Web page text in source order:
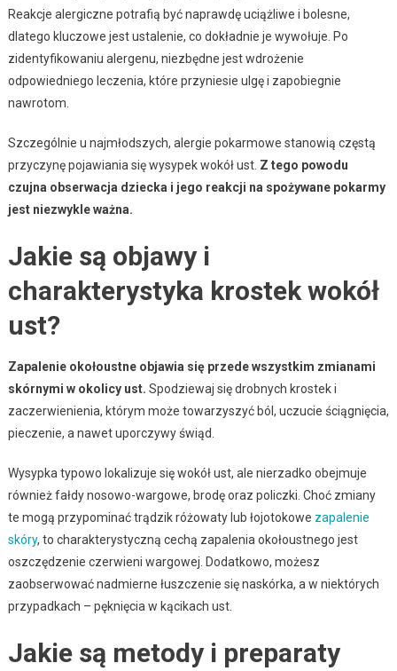
Reakcje alergiczne potrafią być naprawdę uciążliwe i bolesne,
dlatego kluczowe jest ustalenie, co dokładnie je wywołuje. Po
zidentyfikowaniu alergenu, niezbędne jest wdrożenie
odpowiedniego leczenia, które przyniesie ulgę i zapobiegnie
nawrotom.
Szczególnie u najmłodszych, alergie pokarmowe stanowią częstą
przyczynę pojawiania się wysypek wokół ust. Z tego powodu
czujna obserwacja dziecka i jego reakcji na spożywane pokarmy
jest niezwykle ważna.
Jakie są objawy i
charakterystyka krostek wokół
ust?
Zapalenie okołoustne objawia się przede wszystkim zmianami
skórnymi w okolicy ust. Spodziewaj się drobnych krostek i
zaczerwienienia, którym może towarzyszyć ból, uczucie ściągnięcia,
pieczenie, a nawet uporczywy świąd.
Wysypka typowo lokalizuje się wokół ust, ale nierzadko obejmuje
również fałdy nosowo-wargowe, brodę oraz policzki. Choć zmiany
te mogą przypominać trądzik różowaty lub łojotokowe zapalenie
skóry, to charakterystyczną cechą zapalenia okołoustnego jest
oszczędzenie czerwieni wargowej. Dodatkowo, możesz
zaobserwować nadmierne łuszczenie się naskórka, a w niektórych
przypadkach – pęknięcia w kącikach ust.
Jakie są metody i preparaty